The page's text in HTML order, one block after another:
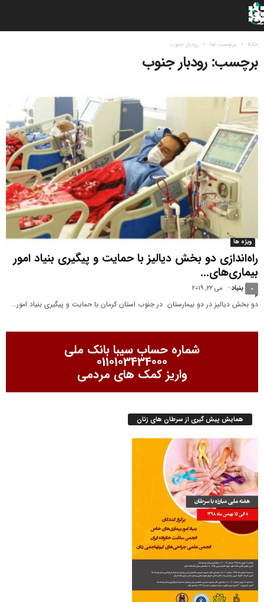
خانه برچسب ها رودبار جنوب
برچسب: رودبار جنوب
ویژه ها
راه‌اندازی دو بخش دیالیز با حمایت و پیگیری بنیاد امور
بیماری‌های...
بنیاد- می 22, 2019 0
دو بخش دیالیز در دو بیمارستان در جنوب استان کرمان با حمایت و پیگیری بنیاد امور...
شماره حساب سیبا بانک ملی
0110103434000
واریز کمک های مردمی
همایش پیش گیری از سرطان های زنان